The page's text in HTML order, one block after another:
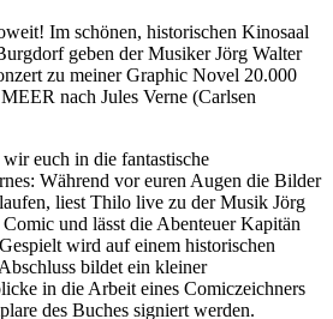
Im schönen, historischen Kinosaal
geben der Musiker Jörg Walter
zu meiner Graphic Novel 20.000
nach Jules Verne (Carlsen
euch in die fantastische
Während vor euren Augen die Bilder
liest Thilo live zu der Musik Jörg
und lässt die Abenteuer Kapitän
wird auf einem historischen
bildet ein kleiner
in die Arbeit eines Comiczeichners
des Buches signiert werden.